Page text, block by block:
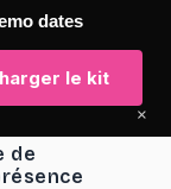
de
dates
le kit
×